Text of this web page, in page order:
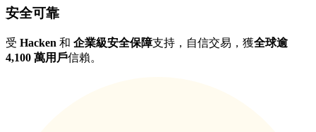
安全可靠
受 Hacken 和 企業級安全保障支持，自信交易，獲全球逾
4,100 萬用戶信賴。